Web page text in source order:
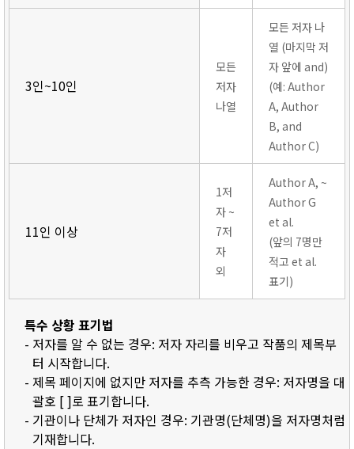
3인~10인
모든
저자
나열
모든 저자 나
열 (마지막 저
자 앞에 and)
(예: Author
A, Author
B, and
Author C)
11인 이상
1저
자 ~
7저
자
외
Author A, ~
Author G
et al.
(앞의 7명만
적고 et al.
표기)
특수 상황 표기법
- 저자를 알 수 없는 경우: 저자 자리를 비우고 작품의 제목부
터 시작합니다.
- 제목 페이지에 없지만 저자를 추측 가능한 경우: 저자명을 대
괄호 [ ]로 표기합니다.
- 기관이나 단체가 저자인 경우: 기관명(단체명)을 저자명처럼
기재합니다.